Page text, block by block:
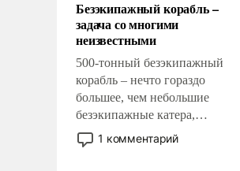
слабым, идти вперед и
адаптироваться.
Безэкипажный корабль –
задача со многими
неизвестными
500-тонный безэкипажный
корабль – нечто гораздо
большее, чем небольшие
безэкипажные катера,
применение которых уже
стало обыденностью. Задача по
1 комментарий